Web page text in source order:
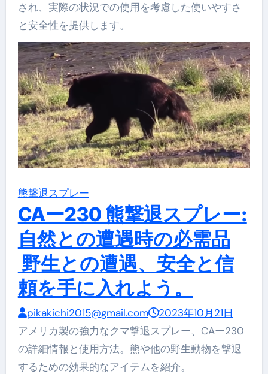
され、実際の状況での使用を考慮した使いやすさ
と安全性を提供します。
熊撃退スプレー
CAー230 熊撃退スプレー:
自然との遭遇時の必需品
野生との遭遇、安全と信
頼を手に入れよう。
pikakichi2015@gmail.com
2023年10月21日
アメリカ製の強力なクマ撃退スプレー、CAー230
の詳細情報と使用方法。熊や他の野生動物を撃退
するための効果的なアイテムを紹介。